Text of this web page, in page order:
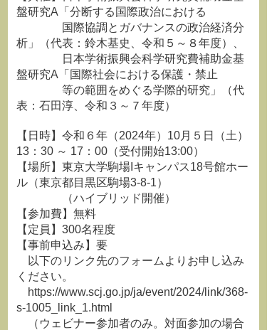
盤研究A「分断する国際政治における
国際協調とガバナンスの政治経済分
析」（代表：鈴木基史、令和５～８年度）、
日本学術振興会科学研究費補助金基
盤研究A「国際社会における保護・禁止
等の範囲をめぐる学際的研究」（代
表：石田淳、令和３～７年度）
【日時】令和６年（2024年）10月５日（土）
13：30 ～ 17：00（受付開始13:00）
【場所】東京大学駒場Iキャンパス18号館ホー
ル（東京都目黒区駒場3-8-1）
（ハイブリッド開催）
【参加費】無料
【定員】300名程度
【事前申込み】要
以下のリンク先のフォームよりお申し込み
ください。
https://www.scj.go.jp/ja/event/2024/link/368-
s-1005_link_1.html
（ウェビナー参加者のみ。対面参加の場合